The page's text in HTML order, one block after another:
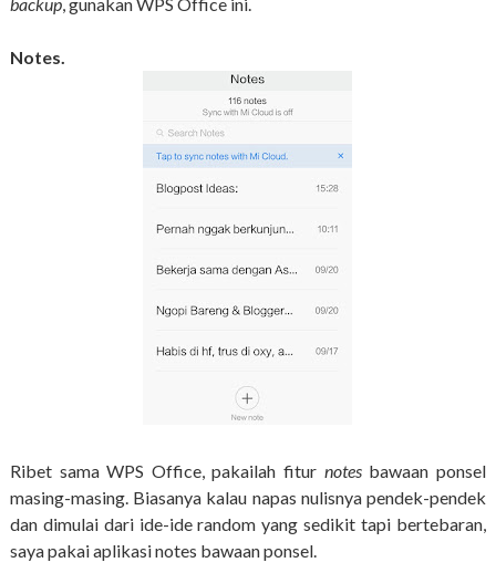
Notes.
Ribet sama WPS Office, pakailah fitur notesbawaan ponsel
masing-masing. Biasanya kalau napas nulisnya pendek-pendek
dan dimulai dari ide-ide random yang sedikit tapi bertebaran,
saya pakai aplikasi notes bawaan ponsel.